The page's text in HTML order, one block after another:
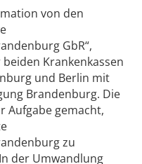
von den
GbR“,
Krankenkassen
und Berlin mit
Brandenburg. Die
Aufgabe gemacht,
zu
der Umwandlung